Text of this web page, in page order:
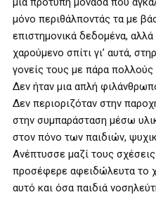
μόνο περιθάλποντάς τα με
επιστημονικά δεδομένα,
χαρούμενο σπίτι γι’ αυτά,
γονείς τους με πάρα
Δεν ήταν μια απλή
Δεν περιοριζόταν στην
στην συμπαράσταση μέσω
στον πόνο των παιδιών,
Ανέπτυσσε μαζί τους
προσέφερε αφειδώλευτα το
αυτό και όσα παιδιά